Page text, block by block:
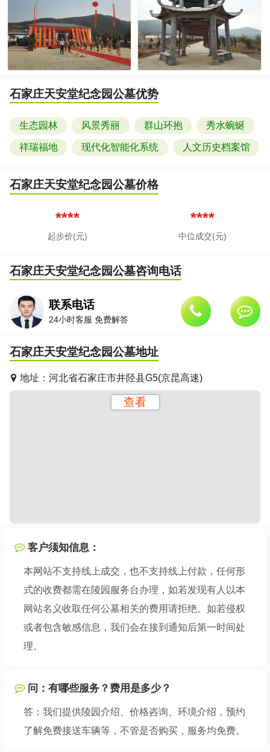
石家庄天安堂纪念园公墓优势
生态园林 风景秀丽 群山环抱 秀水蜿蜒
祥瑞福地 现代化智能化系统 人文历史档案馆
石家庄天安堂纪念园公墓价格
拨打客服电话获取最新报价
****
起步价(元)
****
中位成交(元)
石家庄天安堂纪念园公墓咨询电话
联系电话
24小时客服 免费解答
石家庄天安堂纪念园公墓地址
地址： 河北省石家庄市井陉县G5(京昆高速)
查看
客户须知信息：
本网站不支持线上成交，也不支持线上付款，任何形
式的收费都需在陵园服务台办理，如若发现有人以本
网站名义收取任何公墓相关的费用请拒绝。如若侵权
或者包含敏感信息，我们会在接到通知后第一时间处
理。
问：有哪些服务？费用是多少？
答：我们提供陵园介绍、价格咨询、环境介绍，预约
了解免费接送车辆等，不管是否购买，服务均免费。